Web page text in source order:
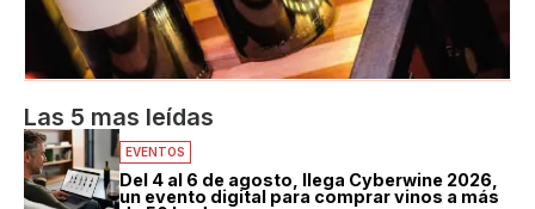
Las 5 mas leídas
EVENTOS
Del 4 al 6 de agosto, llega Cyberwine 2026,
un evento digital para comprar vinos a más